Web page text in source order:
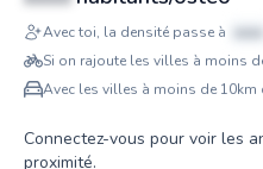
Avec toi, la densité passe à
xxxx
Si on rajoute les villes à moins
Avec les villes à moins de 10km
Connectez-vous pour voir les
proximité.